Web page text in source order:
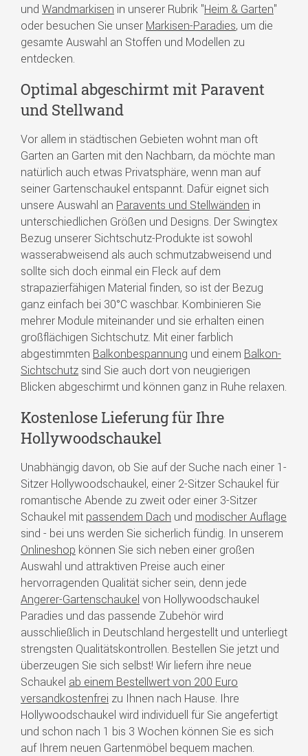
und Wandmarkisen in unserer Rubrik "Heim & Garten"
oder besuchen Sie unser Markisen-Paradies, um die
gesamte Auswahl an Stoffen und Modellen zu
entdecken.
Optimal abgeschirmt mit Paravent
und Stellwand
Vor allem in städtischen Gebieten wohnt man oft
Garten an Garten mit den Nachbarn, da möchte man
natürlich auch etwas Privatsphäre, wenn man auf
seiner Gartenschaukel entspannt. Dafür eignet sich
unsere Auswahl an Paravents und Stellwänden in
unterschiedlichen Größen und Designs. Der Swingtex
Bezug unserer Sichtschutz-Produkte ist sowohl
wasserabweisend als auch schmutzabweisend und
sollte sich doch einmal ein Fleck auf dem
strapazierfähigen Material finden, so ist der Bezug
ganz einfach bei 30°C waschbar. Kombinieren Sie
mehrer Module miteinander und sie erhalten einen
großflächigen Sichtschutz. Mit einer farblich
abgestimmten Balkonbespannung und einem Balkon-
Sichtschutz sind Sie auch dort von neugierigen
Blicken abgeschirmt und können ganz in Ruhe relaxen.
Kostenlose Lieferung für Ihre
Hollywoodschaukel
Unabhängig davon, ob Sie auf der Suche nach einer 1-
Sitzer Hollywoodschaukel, einer 2-Sitzer Schaukel für
romantische Abende zu zweit oder einer 3-Sitzer
Schaukel mit passendem Dach und modischer Auflage
sind - bei uns werden Sie sicherlich fündig. In unserem
Onlineshop können Sie sich neben einer großen
Auswahl und attraktiven Preise auch einer
hervorragenden Qualität sicher sein, denn jede
Angerer-Gartenschaukel von Hollywoodschaukel
Paradies und das passende Zubehör wird
ausschließlich in Deutschland hergestellt und unterliegt
strengsten Qualitätskontrollen. Bestellen Sie jetzt und
überzeugen Sie sich selbst! Wir liefern ihre neue
Schaukel ab einem Bestellwert von 200 Euro
versandkostenfrei zu Ihnen nach Hause. Ihre
Hollywoodschaukel wird individuell für Sie angefertigt
und schon nach 1 bis 3 Wochen können Sie es sich
auf Ihrem neuen Gartenmöbel bequem machen.